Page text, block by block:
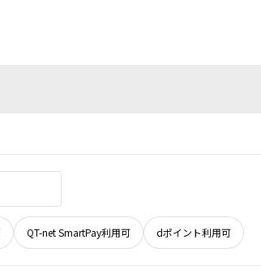
QT-net SmartPay利用可 dポイント利用可